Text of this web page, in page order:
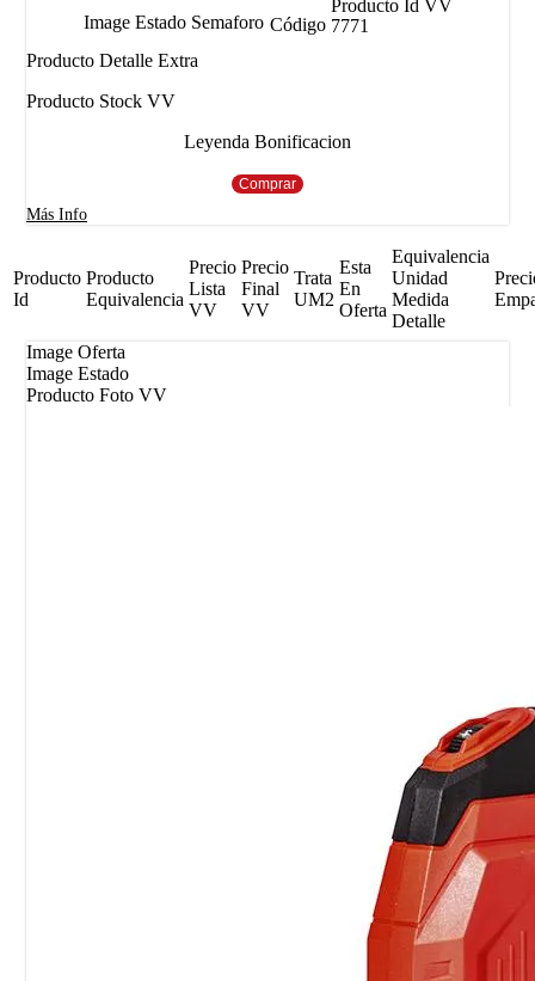
Image Estado Semaforo Código
Producto Id VV
7771
Producto Detalle Extra
Producto Stock VV
Leyenda Bonificacion
Comprar
Más Info
Producto
Id
Producto
Equivalencia
Precio
Lista
VV
Precio
Final
VV
Trata
UM2
Esta
En
Oferta
Equivalencia
Unidad
Medida
Detalle
Image Oferta
Image Estado
Producto Foto VV